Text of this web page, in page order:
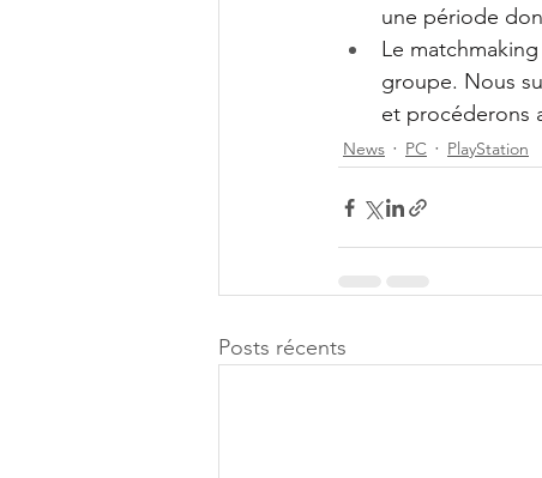
une période
Le
groupe. Nous
et procéderons
News PC PlayStation
Posts récents